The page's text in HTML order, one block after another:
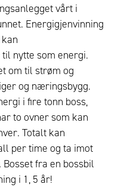
vårt i
Energigjenvinning
nytte som energi.
om til strøm og
og næringsbygg.
i fire tonn boss,
to ovner som kan
Totalt kan
per time og ta imot
fra en bossbil
i 1, 5 år!